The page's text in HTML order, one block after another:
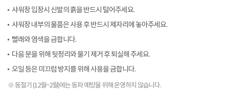
샤워장 입장시 신발의 흙을 반드시 털어주세요.
샤워장 내부의 물품은 사용 후 반드시 제자리에 놓아주세요.
빨래와 염색을 금합니다.
다음 분을 위해 뒷정리와 물기 제거 후 퇴실해 주세요.
오일 등은 미끄럼 방지를 위해 사용을 금합니다.
※ 동절기 (12월~2월)에는 동파 예방을 위해 운영하지 않습니다.